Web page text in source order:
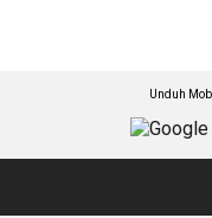
Unduh